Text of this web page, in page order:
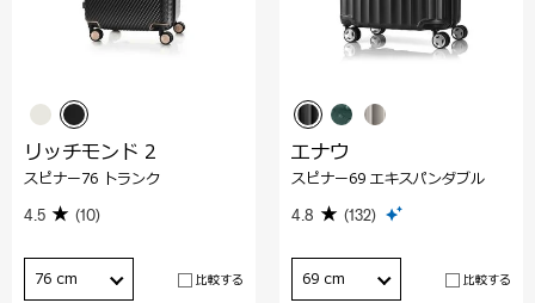
リッチモンド 2
スピナー76 トランク
4.5 (10)
76 cm 比較する
エナウ
スピナー69 エキスパンダブル
4.8 (132)
69 cm 比較する